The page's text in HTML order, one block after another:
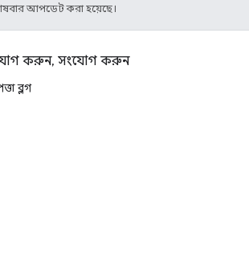
আপডেট করা হয়েছে।
করুন, সংযোগ করুন
ব্লগ